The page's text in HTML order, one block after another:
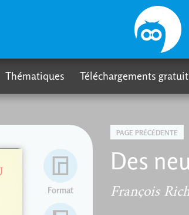
PAGE PRÉCÉDENTE
Des
François
Format
Thématiques Téléchargements